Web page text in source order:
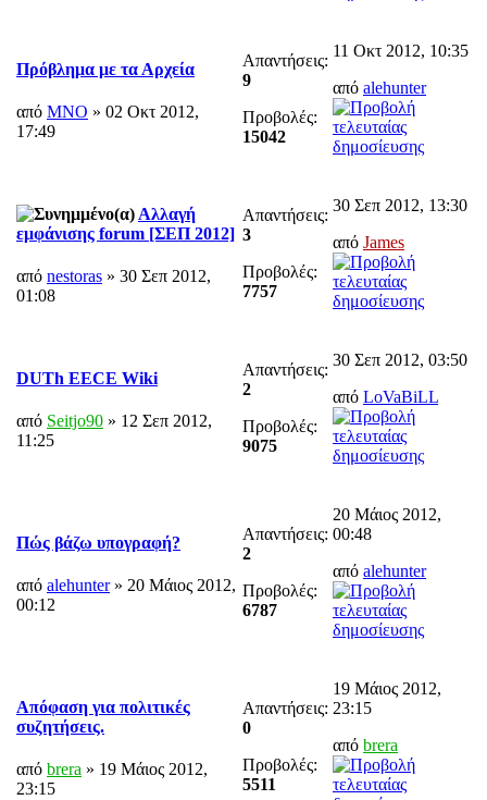
Πρόβλημα με τα Αρχεία
από MNO » 02 Οκτ 2012,
17:49
Απαντήσεις:
9
Προβολές:
15042
11 Οκτ 2012, 10:35
από alehunter
Αλλαγή
εμφάνισης forum [ΣΕΠ 2012]
από nestoras » 30 Σεπ 2012,
01:08
Απαντήσεις:
3
Προβολές:
7757
30 Σεπ 2012, 13:30
από James
DUTh EECE Wiki
από Seitjo90 » 12 Σεπ 2012,
11:25
Απαντήσεις:
2
Προβολές:
9075
30 Σεπ 2012, 03:50
από LoVaBiLL
Πώς βάζω υπογραφή?
από alehunter» 20 Μάιος 2012,
00:12
Απαντήσεις:
2
Προβολές:
6787
20 Μάιος 2012,
00:48
από alehunter
Απόφαση για πολιτικές
συζητήσεις.
από brera » 19 Μάιος 2012,
23:15
Απαντήσεις:
0
Προβολές:
5511
19 Μάιος 2012,
23:15
από brera